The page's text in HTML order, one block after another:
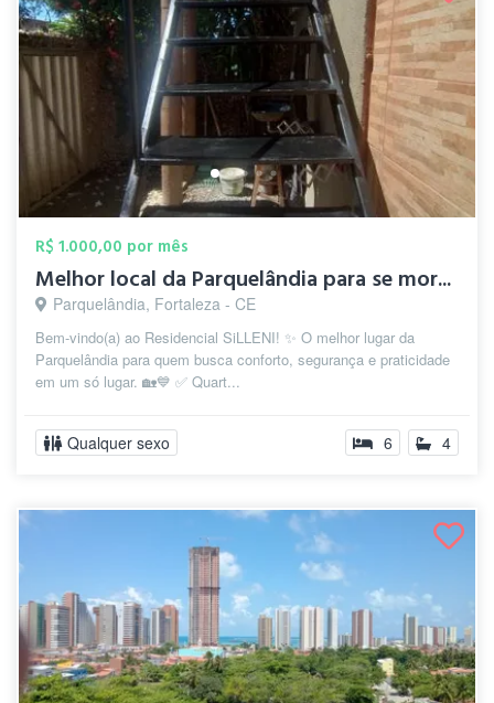
R$ 1.000,00 por mês
Melhor local da Parquelândia para se mor...
Parquelândia, Fortaleza - CE
Bem-vindo(a) ao Residencial SiLLENI! ✨ O melhor lugar da
Parquelândia para quem busca conforto, segurança e praticidade
em um só lugar. 🏡💙 ✅ Quart...
Qualquer sexo 6 4